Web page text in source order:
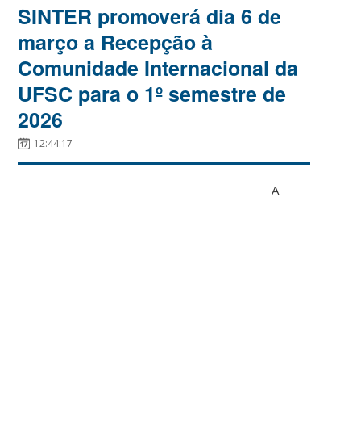
SINTER promoverá dia 6 de
março a Recepção à
Comunidade Internacional da
UFSC para o 1º semestre de
2026
12:44:17
A